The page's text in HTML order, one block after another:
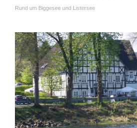
Rund um Biggesee und Listersee